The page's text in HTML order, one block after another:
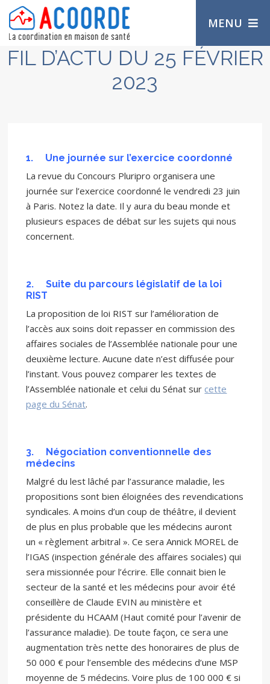
MENU
FIL D’ACTU DU 25 FÉVRIER
2023
1. Une journée sur l’exercice coordonné
La revue du Concours Pluripro organisera une
journée sur l’exercice coordonné le vendredi 23 juin
à Paris. Notez la date. Il y aura du beau monde et
plusieurs espaces de débat sur les sujets qui nous
concernent.
2.Suite du parcours législatif de la loi
RIST
La proposition de loi RIST sur l’amélioration de
l’accès aux soins doit repasser en commission des
affaires sociales de l’Assemblée nationale pour une
deuxième lecture. Aucune date n’est diffusée pour
l’instant. Vous pouvez comparer les textes de
l’Assemblée nationale et celui du Sénat surcette
page du Sénat.
3. Négociation conventionnelle des
médecins
Malgré du lest lâché par l’assurance maladie, les
propositions sont bien éloignées des revendications
syndicales. A moins d’un coup de théâtre, il devient
de plus en plus probable que les médecins auront
un « règlement arbitral ». Ce sera Annick MOREL de
l’IGAS (inspection générale des affaires sociales) qui
sera missionnée pour l’écrire. Elle connait bien le
secteur de la santé et les médecins pour avoir été
conseillère de Claude EVIN au ministère et
présidente du HCAAM (Haut comité pour l’avenir de
l’assurance maladie). De toute façon, ce sera une
augmentation très nette des honoraires de plus de
50 000 € pour l’ensemble des médecins d’une MSP
moyenne de 5 médecins. Voire plus de 100 000 € si